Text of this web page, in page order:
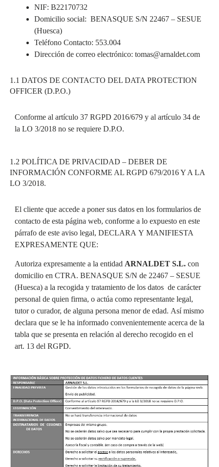
NIF: B22170732
Domicilio social: BENASQUE S/N 22467 – SESUE
(Huesca)
Teléfono Contacto: 553.004
Dirección de correo electrónico: tomas@arnaldet.com
1.1 DATOS DE CONTACTO DEL DATA PROTECTION
OFFICER (D.P.O.)
Conforme al artículo 37 RGPD 2016/679 y al artículo 34 de
la LO 3/2018 no se requiere D.P.O.
1.2 POLÍTICA DE PRIVACIDAD – DEBER DE
INFORMACIÓN CONFORME AL RGPD 679/2016 Y A LA
LO 3/2018.
El cliente que accede a poner sus datos en los formularios de
contacto de esta página web, conforme a lo expuesto en este
párrafo de este aviso legal, DECLARA Y MANIFIESTA
EXPRESAMENTE QUE:
Autoriza expresamente a la entidad ARNALDET S.L. con
domicilio en CTRA. BENASQUE S/N de 22467 – SESUE
(Huesca) a la recogida y tratamiento de los datos de carácter
personal de quien firma, o actúa como representante legal,
tutor o curador, de alguna persona menor de edad. Así mismo
declara que se le ha informado convenientemente acerca de la
tabla que se presenta en relación al derecho recogido en el
art. 13 del RGPD.